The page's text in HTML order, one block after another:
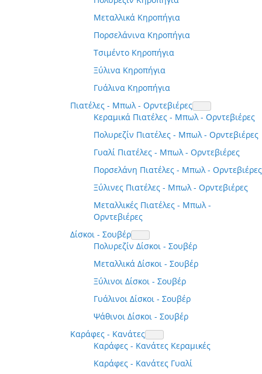
Μεταλλικά Κηροπήγια
Πορσελάνινα Κηροπήγια
Τσιμέντο Κηροπήγια
Ξύλινα Κηροπήγια
Γυάλινα Κηροπήγια
Πιατέλες - Μπωλ - Ορντεβιέρες
Κεραμικά Πιατέλες - Μπωλ - Ορντεβιέρες
Πολυρεζίν Πιατέλες - Μπωλ - Ορντεβιέρες
Γυαλί Πιατέλες - Μπωλ - Ορντεβιέρες
Πορσελάνη Πιατέλες - Μπωλ - Ορντεβιέρες
Ξύλινες Πιατέλες - Μπωλ - Ορντεβιέρες
Μεταλλικές Πιατέλες - Μπωλ -
Ορντεβιέρες
Δίσκοι - Σουβέρ
Πολυρεζίν Δίσκοι - Σουβέρ
Μεταλλικά Δίσκοι - Σουβέρ
Ξύλινοι Δίσκοι - Σουβέρ
Γυάλινοι Δίσκοι - Σουβέρ
Ψάθινοι Δίσκοι - Σουβέρ
Καράφες - Κανάτες
Καράφες - Κανάτες Κεραμικές
Καράφες - Κανάτες Γυαλί